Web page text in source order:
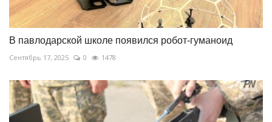
В павлодарской школе появился робот-гуманоид
Сентябрь 17, 2025 0 1478